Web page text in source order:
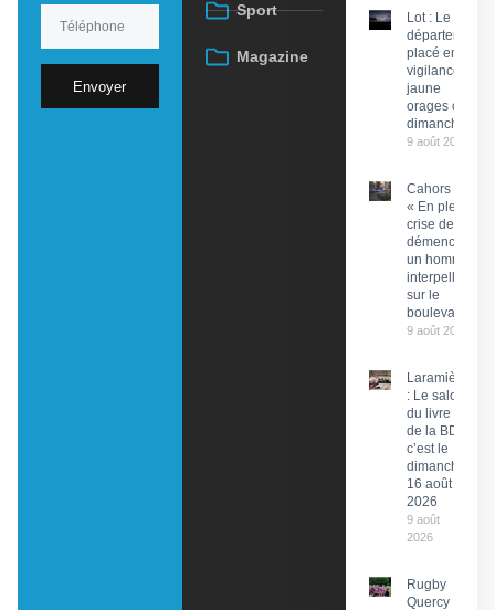
Envoyer
Sport
Magazine
Lot : Le
département
placé en
vigilance
jaune
orages ce
dimanche
9 août 2026
Cahors :
« En pleine
crise de
démence »,
un homme
interpellé
sur le
boulevard
9 août 2026
Laramière
: Le salon
du livre et
de la BD,
c’est le
dimanche
16 août
2026
9 août
2026
Rugby
Quercy